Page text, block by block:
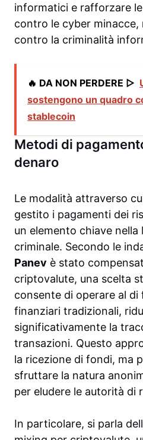
informatici e rafforzare
contro le cyber
contro la criminalità
🔥 DA NON PERDERE ▷
sostengono un quadro
stablecoin
Metodi di
denaro
Le modalità attraverso
gestito i pagamenti dei
un elemento chiave
criminale. Secondo le
Panev è stato
criptovalute, una scelta
consente di operare al di
finanziari tradizionali,
significativamente la
transazioni. Questo
la ricezione di fondi, ma
sfruttare la natura
per eludere le autorità di
In particolare, si parla